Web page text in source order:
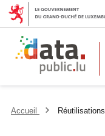
Accueil Réutilisations